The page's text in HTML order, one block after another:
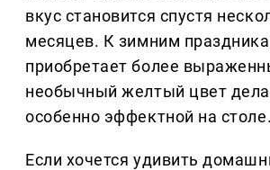
вкус становится спустя
месяцев. К зимним
приобретает более
необычный желтый цвет
особенно эффектной на столе.
Если хочется удивить